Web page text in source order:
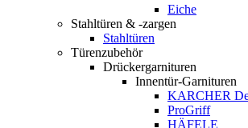
Eiche
Stahltüren & -zargen
Stahltüren
Türenzubehör
Drückergarnituren
Innentür-Garnituren
KARCHER
ProGriff
HÄFELE